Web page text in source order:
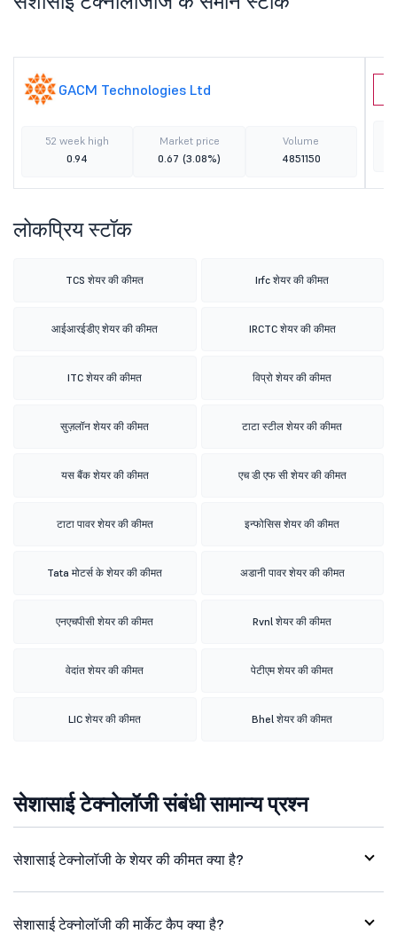
GACM Technologies Ltd
52 week high
0.94
Market price
0.67 (3.08%)
Volume
4851150
लोकप्रिय स्टॉक
TCS शेयर की कीमत Irfc शेयर की कीमत
आईआरईडीए शेयर की कीमत IRCTC शेयर की कीमत
ITC शेयर की कीमत विप्रो शेयर की कीमत
सुज़लॉन शेयर की कीमत टाटा स्टील शेयर की कीमत
यस बैंक शेयर की कीमत एच डी एफ सी शेयर की कीमत
टाटा पावर शेयर की कीमत इन्फोसिस शेयर की कीमत
Tata मोटर्स के शेयर की कीमत अडानी पावर शेयर की कीमत
एनएचपीसी शेयर की कीमत Rvnl शेयर की कीमत
वेदांत शेयर की कीमत पेटीएम शेयर की कीमत
LIC शेयर की कीमत Bhel शेयर की कीमत
सेशासाई टेक्नोलॉजी संबंधी सामान्य प्रश्न
सेशासाई टेक्नोलॉजी के शेयर की कीमत क्या है?
सेशासाई टेक्नोलॉजी की मार्केट कैप क्या है?